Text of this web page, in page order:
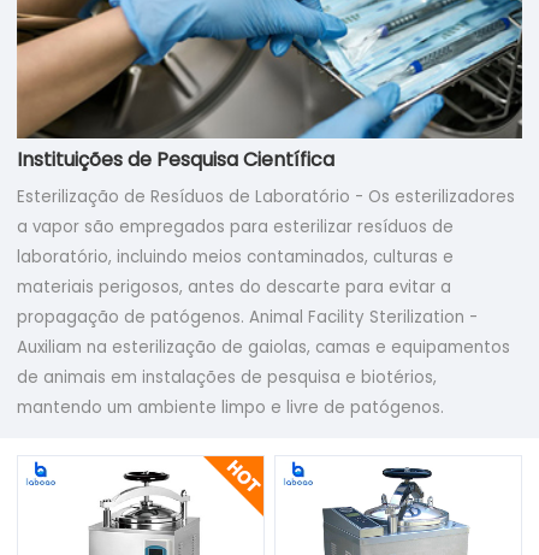
Instituições de Pesquisa Científica
Esterilização de Resíduos de Laboratório - Os esterilizadores
a vapor são empregados para esterilizar resíduos de
laboratório, incluindo meios contaminados, culturas e
materiais perigosos, antes do descarte para evitar a
propagação de patógenos. Animal Facility Sterilization -
Auxiliam na esterilização de gaiolas, camas e equipamentos
de animais em instalações de pesquisa e biotérios,
mantendo um ambiente limpo e livre de patógenos.